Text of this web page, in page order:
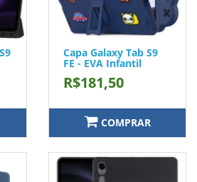
Capa Galaxy Tab S9
FE - EVA Infantil
R$181,50
COMPRAR